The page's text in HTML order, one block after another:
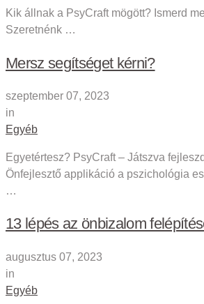
Kik állnak a PsyCraft mögött? Ismerd
Szeretnénk …
Mersz segítséget kérni?
szeptember 07, 2023
in
Egyéb
Egyetértesz? PsyCraft – Játszva
Önfejlesztő applikáció a pszichológia
…
13 lépés az önbizalom
augusztus 07, 2023
in
Egyéb